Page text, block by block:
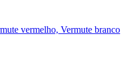
vermelho, Vermute branco